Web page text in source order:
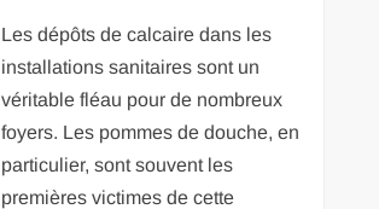
Les dépôts de calcaire dans les
installations sanitaires sont un
véritable fléau pour de nombreux
foyers. Les pommes de douche, en
particulier, sont souvent les
premières victimes de cette